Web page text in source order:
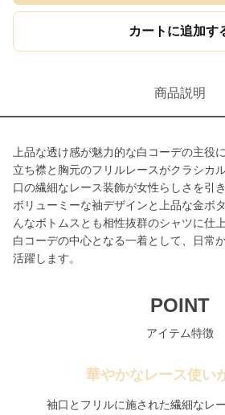
カートに追加す
商品説明
上品な透け感が魅力的な白コーデの主役
立ち襟と胸元のフリルレースがクラシカ
口の繊細なレース装飾が女性らしさを引き
ボリューミーな袖デザインと上品な金ボ
んなボトムスとも相性抜群のシャツに仕上
白コーデの中心となる一着として、日常
活躍します。
POINT
アイテム特徴
華やかなレース使い
袖口とフリルに施された繊細なレ